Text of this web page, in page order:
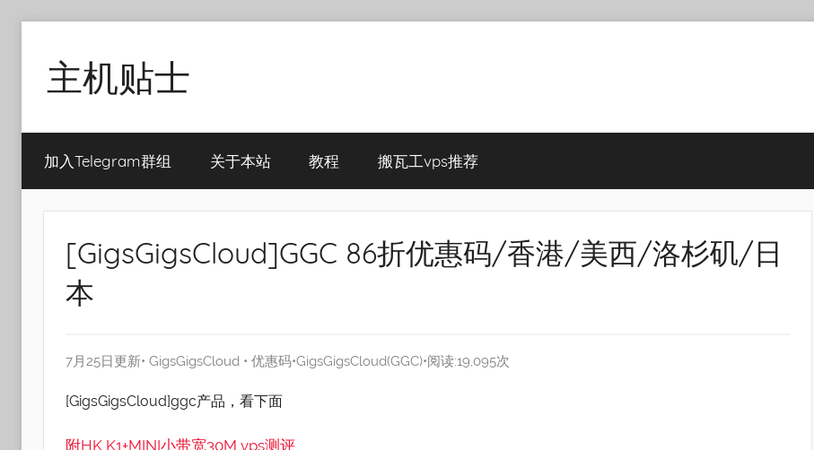
content
主机贴士
瓦
工|BandwagonHost
加入Telegram群组 关于本站 教程 搬瓦工vps推荐
[GigsGigsCloud]GGC 86折优惠码/香港/美西/洛杉矶/日
本
7月25日更新• GigsGigsCloud • 优惠码•GigsGigsCloud(GGC)•阅读:19,095次
[GigsGigsCloud]ggc产品，看下面
附HK K1+MINI小带宽30M vps测评